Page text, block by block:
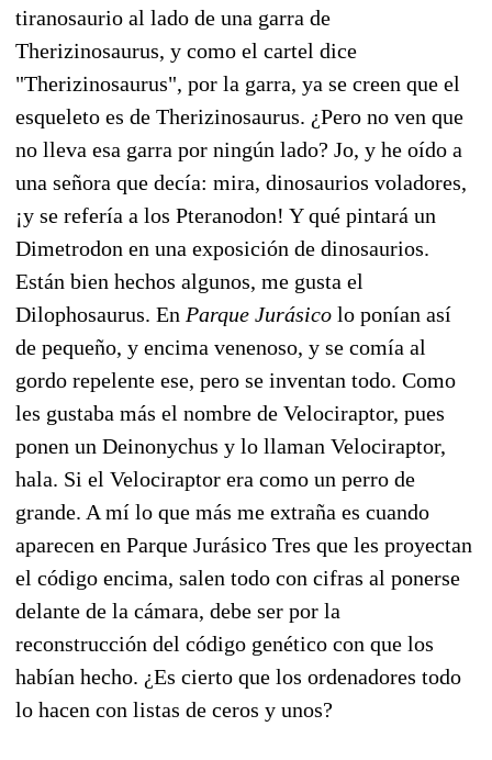
tiranosaurio al lado de una garra de
Therizinosaurus, y como el cartel dice
"Therizinosaurus", por la garra, ya se creen que el
esqueleto es de Therizinosaurus. ¿Pero no ven que
no lleva esa garra por ningún lado? Jo, y he oído a
una señora que decía: mira, dinosaurios voladores,
¡y se refería a los Pteranodon! Y qué pintará un
Dimetrodon en una exposición de dinosaurios.
Están bien hechos algunos, me gusta el
Dilophosaurus. En Parque Jurásico lo ponían así
de pequeño, y encima venenoso, y se comía al
gordo repelente ese, pero se inventan todo. Como
les gustaba más el nombre de Velociraptor, pues
ponen un Deinonychus y lo llaman Velociraptor,
hala. Si el Velociraptor era como un perro de
grande. A mí lo que más me extraña es cuando
aparecen en Parque Jurásico Tres que les proyectan
el código encima, salen todo con cifras al ponerse
delante de la cámara, debe ser por la
reconstrucción del código genético con que los
habían hecho. ¿Es cierto que los ordenadores todo
lo hacen con listas de ceros y unos?